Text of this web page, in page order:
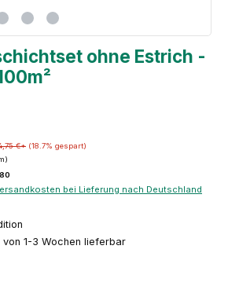
ohne Estrich -
€* (18.7% gespart)
bei Lieferung nach Deutschland
1-3 Wochen lieferbar